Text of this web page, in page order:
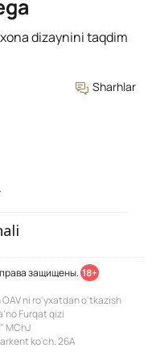
dizaynini taqdim
Sharhlar
защищены. 18+
ni ro'yxatdan o'tkazish
Furqat qizi
MChJ
ko'ch. 26A